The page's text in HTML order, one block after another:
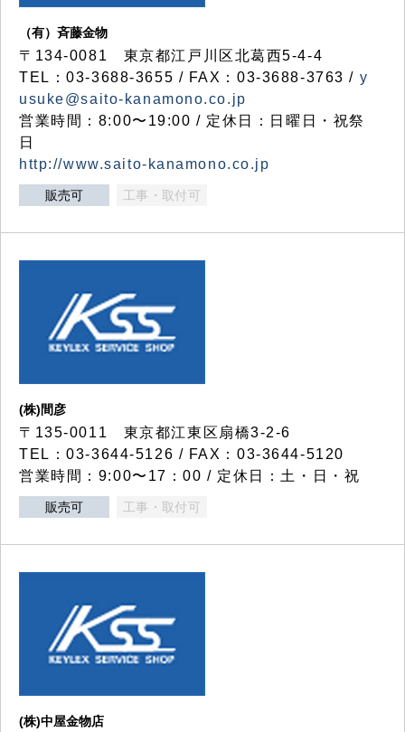
（有）斉藤金物
〒134-0081 東京都江戸川区北葛西5-4-4
TEL：03-3688-3655 / FAX：03-3688-3763 / y
usuke@saito-kanamono.co.jp
営業時間：8:00〜19:00 / 定休日：日曜日・祝祭
日
http://www.saito-kanamono.co.jp
販売可 工事・取付可
(株)間彦
〒135-0011 東京都江東区扇橋3-2-6
TEL：03-3644-5126 / FAX：03-3644-5120
営業時間：9:00〜17：00 / 定休日：土・日・祝
販売可 工事・取付可
(株)中屋金物店